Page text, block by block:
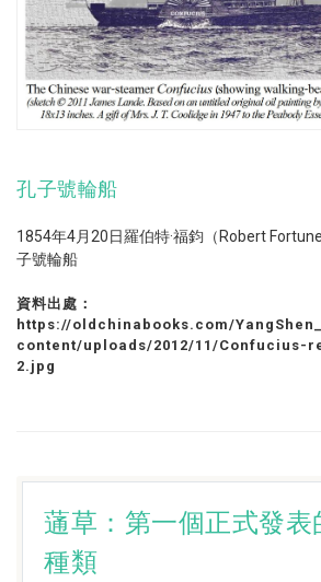
孔子號輪船
1854年4月20日羅伯特·福鈞（Robert
子號輪船
資料出處：
https://oldchinabooks.com/
content/uploads/2012/11/Confucius-
2.jpg
蓪草：第一個正式發表
種類